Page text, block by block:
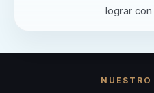
lograr
NUESTRO